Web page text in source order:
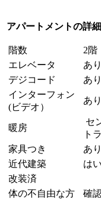
アパートメントの詳細
階数
2階
エレベータ
あり
デジコード
あり
インターフォン
(ビデオ）
あり
暖房
セ
ト
家具つき
あり
近代建築
はい
改装済
体の不自由な方
確